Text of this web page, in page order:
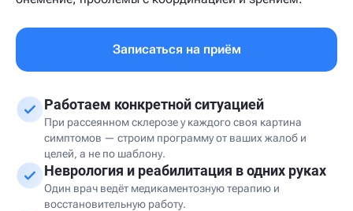
Записаться на приём
Работаем конкретной ситуацией
При рассеянном склерозе у каждого своя картина
симптомов — строим программу от ваших жалоб и
целей, а не по шаблону.
Неврология и реабилитация в одних руках
Один врач ведёт медикаментозную терапию и
восстановительную работу.